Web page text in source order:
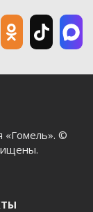
«Гомель». ©